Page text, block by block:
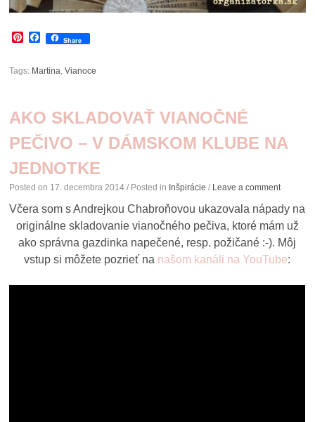
Pinterest
Facebook
Share
Tags: Martina,Vianoce
AKO SKLADOVAŤ VIANOČNÉ
PEČIVO – V DÁMSKOM KLUBE NA
JEDNOTKE
Posted on 17. decembra 2014 / Posted in Inšpirácie / Leave a comment
Včera som s Andrejkou Chabroňovou ukazovala nápady na
originálne skladovanie vianočného pečiva, ktoré mám už
ako správna gazdinka napečené, resp. požičané :-). Môj
vstup si môžete pozrieť na našom kanáli na YouTube: